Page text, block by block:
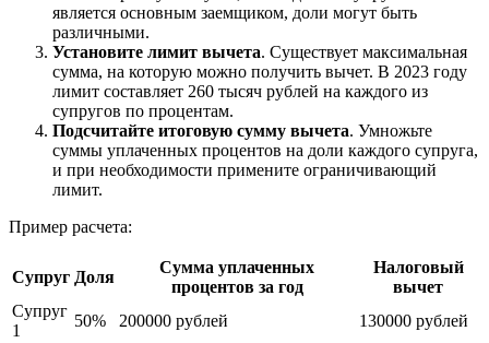
является основным заемщиком, доли могут быть
различными.
Установите лимит вычета. Существует максимальная
сумма, на которую можно получить вычет. В 2023 году
лимит составляет 260 тысяч рублей на каждого из
супругов по процентам.
Подсчитайте итоговую сумму вычета. Умножьте
суммы уплаченных процентов на доли каждого супруга,
и при необходимости примените ограничивающий
лимит.
Пример расчета:
Супруг Доля
Сумма уплаченных
процентов за год
Налоговый
вычет
Супруг
1
50% 200000 рублей
130000 рублей